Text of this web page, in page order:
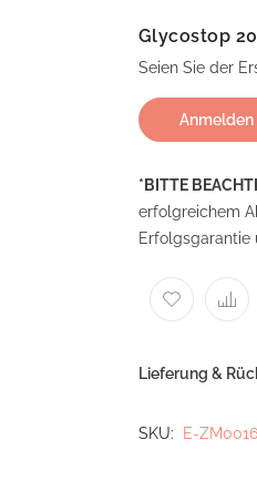
Glycostop
Seien Sie der
Anmelden
*BITTE
erfolgreichem
Erfolgsgarantie
Lieferung &
SKU E-ZM0016